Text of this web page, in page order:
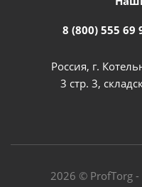
8 (800) 555 69
Россия, г.
3 стр. 3,
2026 © ProfTorg